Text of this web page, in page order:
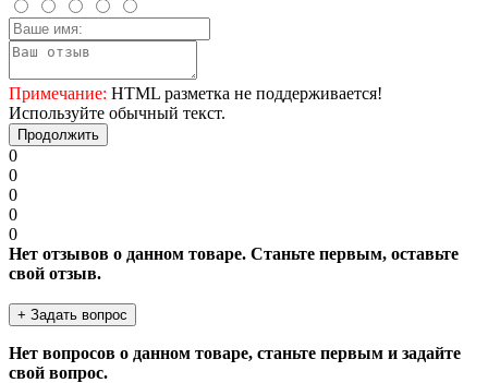
Примечание: HTML разметка не поддерживается!
Используйте обычный текст.
Продолжить
0
0
0
0
0
Нет отзывов о данном товаре. Станьте первым, оставьте
свой отзыв.
+ Задать вопрос
Нет вопросов о данном товаре, станьте первым и задайте
свой вопрос.